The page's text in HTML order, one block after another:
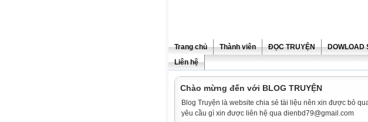
Trang chủ Thành viên ĐỌC TRUYỆN DOWLOAD
Liên hệ
Chào mừng đến với BLOG TRUYỆN
Blog Truyện là website chia sẻ tài liệu nên xin được bỏ
yêu cầu gì xin được liên hệ qua dienbd79@gmail.com